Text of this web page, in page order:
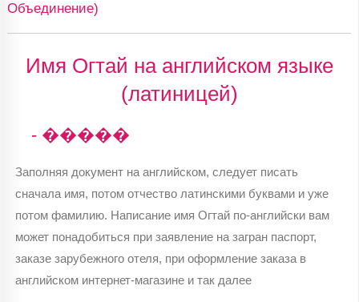
Объединение)
Имя Огтай на английском языке
(латиницей)
- �����
Заполняя документ на английском, следует писать
сначала имя, потом отчество латинскими буквами и уже
потом фамилию. Написание имя Огтай по-английски вам
может понадобиться при заявление на загран паспорт,
заказе зарубежного отеля, при оформление заказа в
английском интернет-магазине и так далее